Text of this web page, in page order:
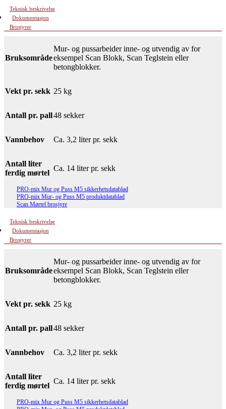
Teknisk beskrivelse
Dokumentasjon
Brosjyrer
Bruksområde
Mur- og pussarbeider inne- og utvendig av for
eksempel Scan Blokk, Scan Teglstein eller
betongblokker.
Vekt pr. sekk 25 kg
Antall pr. pall48 sekker
Vannbehov Ca. 3,2 liter pr. sekk
Antall liter
ferdig mørtel
Ca. 14 liter pr. sekk
PRO-mix Mur og Puss M5 sikkerhetsdatablad
PRO-mix Mur- og Puss M5 produktdatablad
Scan Mørtel brosjyre
Teknisk beskrivelse
Dokumentasjon
Brosjyrer
Bruksområde
Mur- og pussarbeider inne- og utvendig av for
eksempel Scan Blokk, Scan Teglstein eller
betongblokker.
Vekt pr. sekk 25 kg
Antall pr. pall48 sekker
Vannbehov Ca. 3,2 liter pr. sekk
Antall liter
ferdig mørtel
Ca. 14 liter pr. sekk
PRO-mix Mur og Puss M5 sikkerhetsdatablad